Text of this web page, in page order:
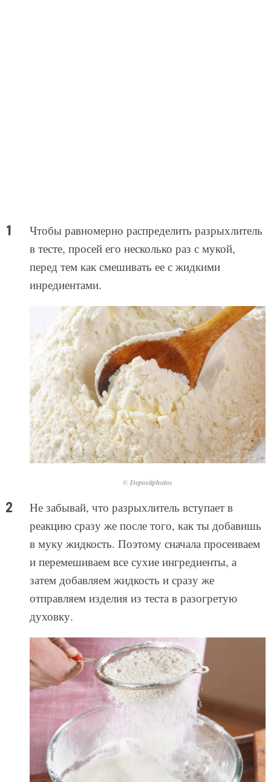
Чтобы равномерно распределить разрыхлитель
в тесте, просей его несколько раз с мукой,
перед тем как смешивать ее с жидкими
инредиентами.
© Depositphotos
Не забывай, что разрыхлитель вступает в
реакцию сразу же после того, как ты добавишь
в муку жидкость. Поэтому сначала просеиваем
и перемешиваем все сухие ингредиенты, а
затем добавляем жидкость и сразу же
отправляем изделия из теста в разогретую
духовку.